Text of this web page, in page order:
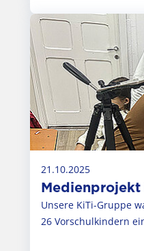
21.10.2025
Medienprojekt
Unsere KiTi-Gruppe
26 Vorschulkindern